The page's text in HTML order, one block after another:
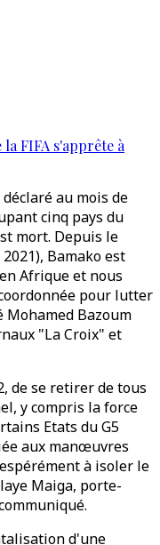
FIFA s'apprête à
au mois de
cinq pays du
mort. Depuis le
Bamako est
Afrique et nous
pour lutter
Bazoum
"La Croix" et
de se retirer de tous
y compris la force
Etats du G5
aux manœuvres
à isoler le
Maiga, porte-
d'une